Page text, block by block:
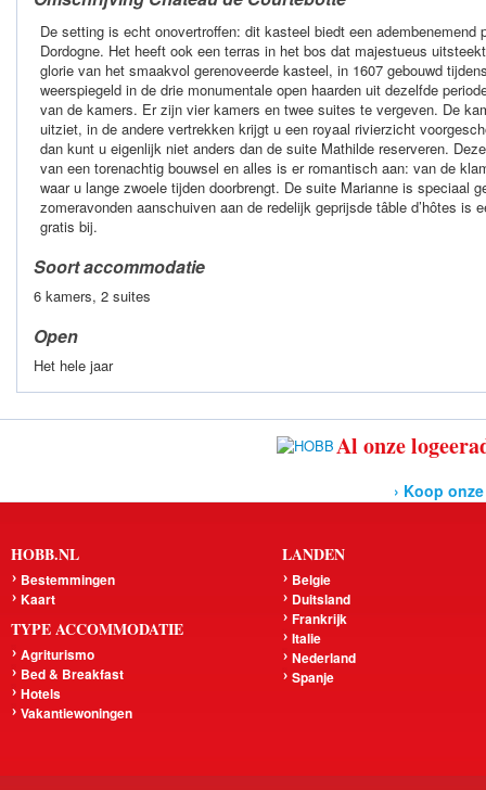
De setting is echt onovertroffen: dit kasteel biedt een
Dordogne. Het heeft ook een terras in het bos dat majestueus
glorie van het smaakvol gerenoveerde kasteel, in 1607 gebouwd
weerspiegeld in de drie monumentale open haarden uit dezelfde
van de kamers. Er zijn vier kamers en twee suites te vergeven. De
uitziet, in de andere vertrekken krijgt u een royaal rivierzicht
dan kunt u eigenlijk niet anders dan de suite Mathilde reserveren.
van een torenachtig bouwsel en alles is er romantisch aan: van de
waar u lange zwoele tijden doorbrengt. De suite Marianne is speciaal
zomeravonden aanschuiven aan de redelijk geprijsde tâble d’hôtes is
gratis bij.
Soort accommodatie
6 kamers, 2 suites
Open
Het hele jaar
Al onze
› Koop
HOBB.NL
Bestemmingen
Kaart
TYPE ACCOMMODATIE
Agriturismo
Bed & Breakfast
Hotels
Vakantiewoningen
LANDEN
Belgie
Duitsland
Frankrijk
Italie
Nederland
Spanje